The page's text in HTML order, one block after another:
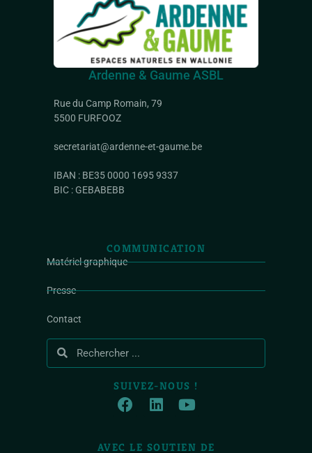
Ardenne & Gaume ASBL
Rue du Camp Romain, 79
5500 FURFOOZ
secretariat@ardenne-et-gaume.be
IBAN : BE35 0000 1695 9337
BIC : GEBABEBB
COMMUNICATION
Matériel graphique
Presse
Contact
SUIVEZ-NOUS !
AVEC LE SOUTIEN DE